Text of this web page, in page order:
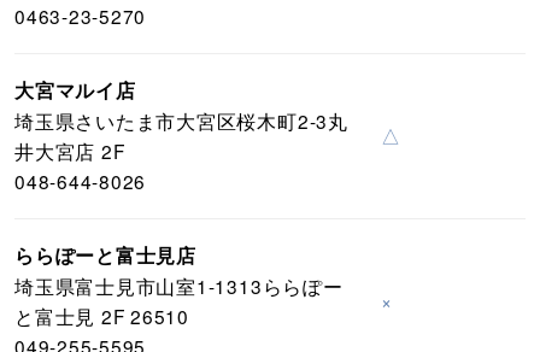
0463-23-5270
大宮マルイ店
埼玉県さいたま市大宮区桜木町2-3丸
井大宮店 2F
048-644-8026
△
ららぽーと富士見店
埼玉県富士見市山室1-1313ららぽー
と富士見 2F 26510
049-255-5595
×